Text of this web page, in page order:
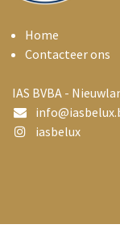
Home
Contacteer ons
IAS BVBA -
info@i
iasbelux